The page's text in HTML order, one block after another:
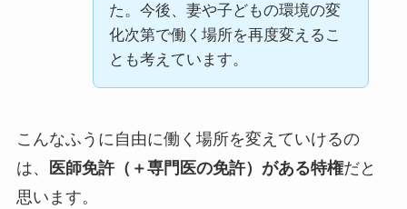
た。今後、妻や子どもの環境の変
化次第で働く場所を再度変えるこ
とも考えています。
こんなふうに自由に働く場所を変えていけるの
は、
医師免許（＋専門医の免許）がある特権だと
思います。